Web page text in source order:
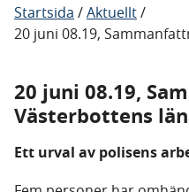
Startsida /Aktuellt/
20 juni 08.19,
20 juni 08.19,
Västerbottens län
Ett urval av polisens